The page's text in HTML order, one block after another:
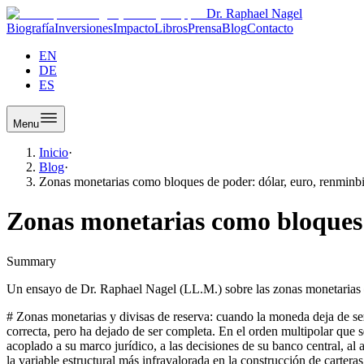
Dr. Raphael Nagel
BiografíaInversionesImpactoLibrosPrensaBlogContacto
EN
DE
ES
Menu
Inicio·
Blog·
Zonas monetarias como bloques de poder: dólar, euro,
Zonas monetarias como
Summary
Un ensayo de Dr. Raphael Nagel (LL.M.) sobre las zonas
# Zonas monetarias y divisas de reserva: cuando la moneda deja de ser neutral En la doctrina clásica, una divisa es una unidad de cuenta, un medio de cambio y un depósito de valor. Esta descripción sigue siendo correcta, pero ha dejado de ser completa. En el orden multipolar que se ha consolidado desde 2008, una divisa es además una relación política de pertenencia. Quien mantiene su capital en una moneda queda acoplado a su marco jurídico, a las decisiones de su banco central, al alcance sancionatorio de su jurisdicción y a la posición geopolítica de su emisor. Esta conexión no es un efecto colateral. Es, probablemente, la variable estructural más infravalorada en la construcción de carteras contemporáneas. ## El dólar: centralidad y politización simultáneas El dólar conserva su posición como divisa de reserva dominante. Esta primacía no se sostiene sobre una simple inercia histórica, sino sobre cuatro pilares operativos: la profundidad y liquidez de los mercados de capitales estadounidenses, la estabilidad institucional del marco jurídico, la centralidad del sistema bancario norteamericano en los pagos internacionales y la disposición de Washington a defender esa centralidad con instrumentos que trascienden lo estrictamente económico. Ningún otro espacio monetario reúne hoy esos cuatro elementos en la misma concentración. Al mismo tiempo, el dólar se ha convertido en un instrumento político explícito. La congelación de reservas soberanas, las sanciones extraterritoriales aplicadas a través del sistema CHIPS y la presión regulatoria sobre bancos corresponsales han transformado la divisa en un canal de proyección de poder. Esto no debilita su función, pero modifica su percepción. Un inversor europeo o asiático que mantiene exposición en dólares acepta implícitamente operar bajo jurisdicción norteamericana, asume un riesgo sancionatorio residual y admite la política interna estadounidense como variable de su cartera. Dr. Raphael Nagel (LL.M.) describe esta dualidad en su libro El Inversor Multipolar con una formulación precisa: el dólar sigue siendo el nodo central de los flujos de capital globales, pero ya no es neutral. ## El euro como proyecto inconcluso El euro es la segunda divisa de reserva mundial, pero su carácter difiere de forma fundamental del dólar. No es la moneda de un soberano político unificado, sino de una unión económica y monetaria cuya arquitectura sigue siendo asimétrica. Esto le confiere estabilidad en algunas dimensiones y fragilidad en otras. La solidez reside en la profundidad institucional del Banco Central Europeo, en la regla de su política monetaria y en la amplitud acumulada de los mercados de capitales de la zona euro. La fragilidad se manifiesta en la unión bancaria inacabada, en la ausencia de una unión fiscal plena y en la heterogeneidad política de los Estados miembros. Para el inversor, el euro no constituye por tanto un espacio monetario consolidado en el mismo sentido que el dólar, sino un proyecto en desarrollo. Su fuerza futura dependerá de si ese proyecto se profundiza, se mantiene o se erosiona. Asignar capital al euro implica formular una tesis política, no solo financiera. Quien considere que la integración